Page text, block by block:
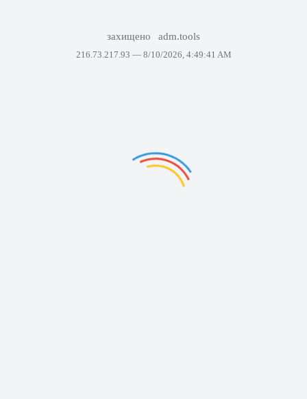
захищено adm.tools
216.73.217.93 — 8/10/2026, 4:49:41 AM